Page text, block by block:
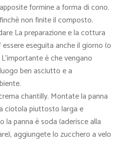
formine a forma di cono.
non finite il composto.
La preparazione e la cottura
eseguita anche il giorno (o
è che vengano
ben asciutto e a
chantilly. Montate la panna
ciotola piuttosto larga e
la panna è soda (aderisce alla
aggiungete lo zucchero a velo